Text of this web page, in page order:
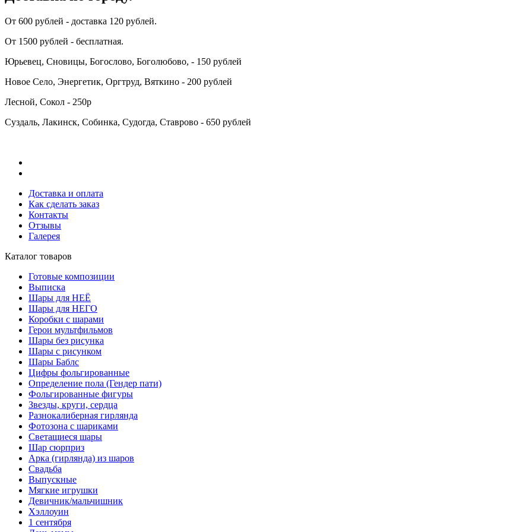
От 600 рублей - доставка 120 рублей.
От 1500 рублей - бесплатная.
Юрьевец, Сновицы, Богослово, Боголюбово, - 150 рублей
Новое Село, Энергетик, Оргтруд, Вяткино - 200 рублей
Лесной, Сокол - 250р
Суздаль, Лакинск, Собинка, Судогда, Ставрово - 650 рублей
Доставка и оплата
Как сделать заказ
Контакты
Отзывы
Галерея
Каталог товаров
Готовые композиции
Выписка
Шары для НЕЁ
Шары для НЕГО
Коробки с шарами
Герои мультфильмов
Шары без рисунка
Шары с рисунком
Шары Баблс
Цифры фольгированные
Определение пола (Гендер пати)
Фольгированные фигуры
Звезды, круги, сердца
Разнокалиберная гирлянда
Фотозона с шариками
Светащиеся шары
Шар сюрприз
Арка (гирлянда) из шаров
Свадьба
Выпускные
Мягкие игрушки
Девичник/мальчишник
Хэллоуин
1 сентября